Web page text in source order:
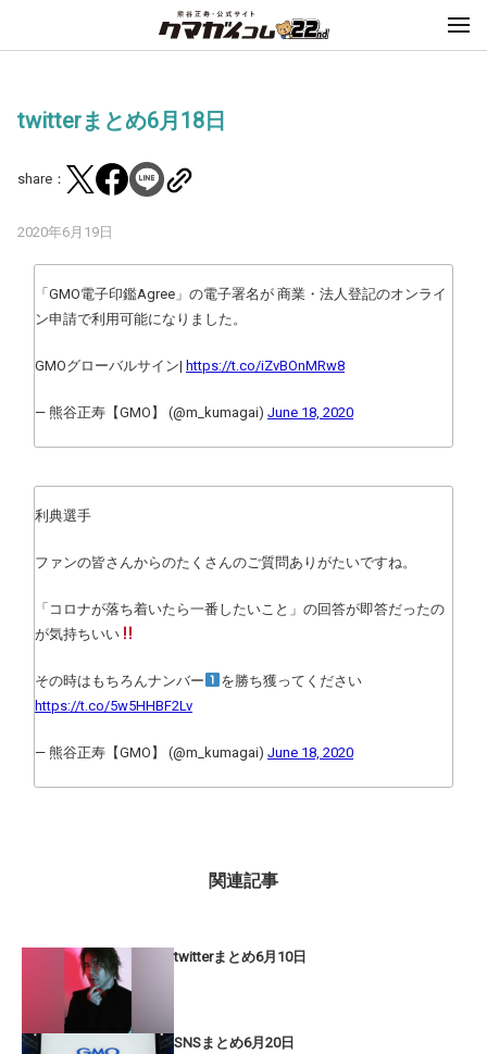
twitterまとめ6月18日
share：
2020年6月19日
「GMO電子印鑑Agree」の電子署名が 商業・法人登記のオンライ
ン申請で利用可能になりました。
GMOグローバルサイン| https://t.co/iZvBOnMRw8
— 熊谷正寿【GMO】 (@m_kumagai) June 18, 2020
利典選手
ファンの皆さんからのたくさんのご質問ありがたいですね。
「コロナが落ち着いたら一番したいこと」の回答が即答だったの
が気持ちいい
その時はもちろんナンバー
を勝ち獲ってください
https://t.co/5w5HHBF2Lv
— 熊谷正寿【GMO】 (@m_kumagai) June 18, 2020
関連記事
twitterまとめ6月10日
SNSまとめ6月20日